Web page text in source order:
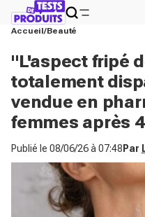
Accueil Beauté
"L'aspect fripé
totalement
vendue en
femmes après
Publié le 08/06/26 à 07:48 Par